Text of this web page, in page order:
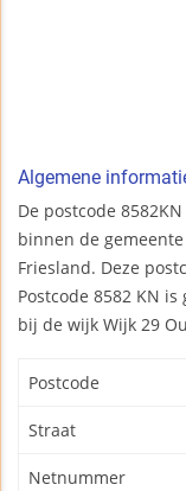
Algemene
De postcode
binnen de
Friesland. Deze
Postcode 8582 KN
bij de wijk Wijk 29
Postcode
Straat
Netnummer